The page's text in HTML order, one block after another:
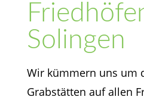
Solingen
Wir kümmern uns um
Grabstätten auf allen